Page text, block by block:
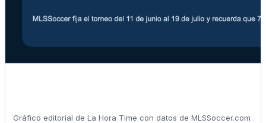
Gráfico editorial de La Hora Time con datos de MLSSoccer.com